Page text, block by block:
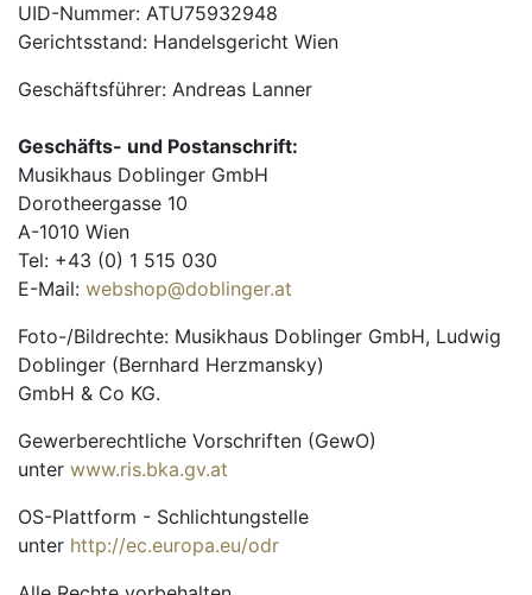
UID-Nummer: ATU75932948
Gerichtsstand: Handelsgericht Wien
Geschäftsführer: Andreas Lanner
Geschäfts- und Postanschrift:
Musikhaus Doblinger GmbH
Dorotheergasse 10
A-1010 Wien
Tel: +43 (0) 1 515 030
E-Mail: webshop@doblinger.at
Foto-/Bildrechte: Musikhaus Doblinger GmbH, Ludwig
Doblinger (Bernhard Herzmansky)
GmbH & Co KG.
Gewerberechtliche Vorschriften (GewO)
unter www.ris.bka.gv.at
OS-Plattform - Schlichtungstelle
unter http://ec.europa.eu/odr